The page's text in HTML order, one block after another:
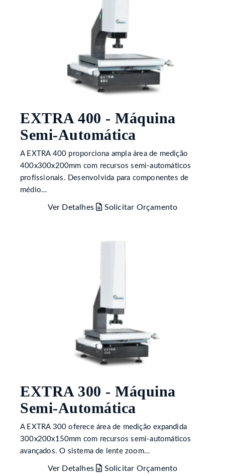
EXTRA 400 - Máquina
Semi-Automática
A EXTRA 400 proporciona ampla área de medição
400x300x200mm com recursos semi-automáticos
profissionais. Desenvolvida para componentes de
médio…
Ver Detalhes Solicitar Orçamento
EXTRA 300 - Máquina
Semi-Automática
A EXTRA 300 oferece área de medição expandida
300x200x150mm com recursos semi-automáticos
avançados. O sistema de lente zoom…
Ver Detalhes Solicitar Orçamento